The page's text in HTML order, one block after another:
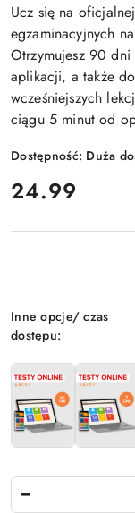
Ucz się na
egzaminacyjnych
Otrzymujesz 90
aplikacji, a także
wcześniejszych
ciągu 5 minut od
Dostępność: Duża
cena:
24.99
Wariant
Inne opcje/ czas
dostępu: